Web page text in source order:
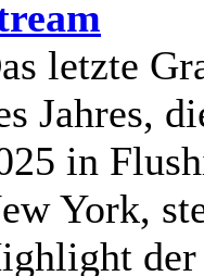
letzte
Jahres,
in
York,